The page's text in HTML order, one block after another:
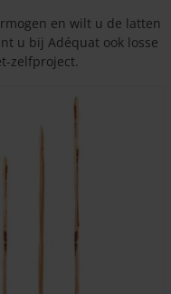
en wilt u de latten
u bij Adéquat ook losse
zelfproject.